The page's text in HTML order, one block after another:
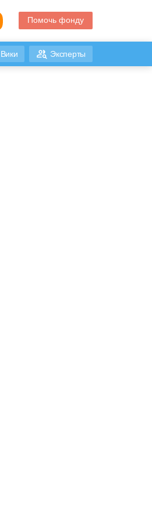
Помочь фонду
Вики Эксперты